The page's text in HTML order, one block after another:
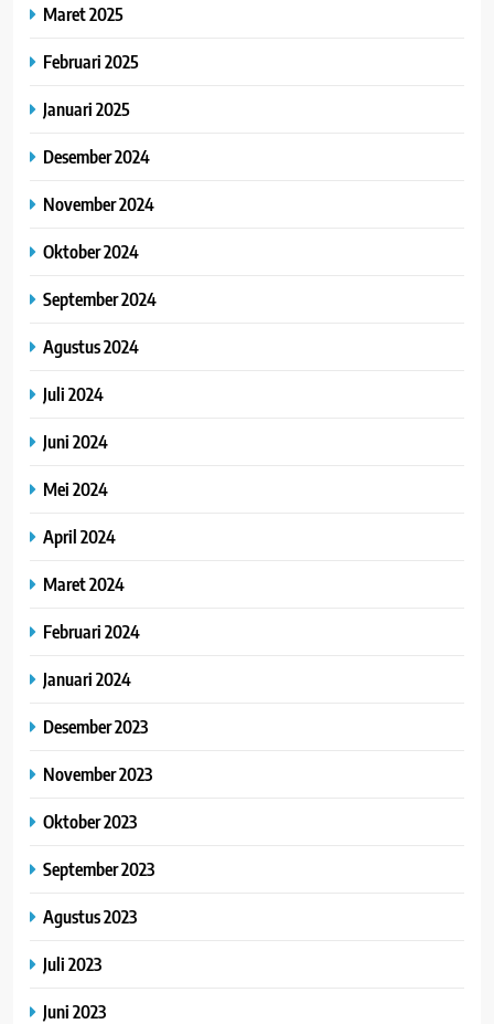
Maret 2025
Februari 2025
Januari 2025
Desember 2024
November 2024
Oktober 2024
September 2024
Agustus 2024
Juli 2024
Juni 2024
Mei 2024
April 2024
Maret 2024
Februari 2024
Januari 2024
Desember 2023
November 2023
Oktober 2023
September 2023
Agustus 2023
Juli 2023
Juni 2023